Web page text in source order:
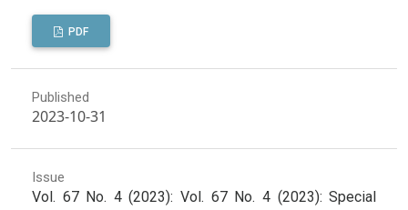
PDF
Published
2023-10-31
Issue
Vol. 67 No. 4 (2023): Vol. 67 No. 4 (2023): Special